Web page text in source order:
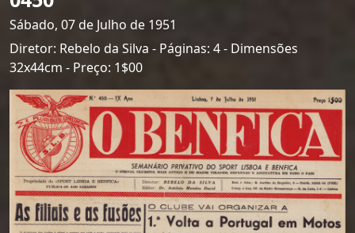
Sábado, 07 de Julho de 1951
Diretor: Rebelo da Silva - Páginas: 4 - Dimensões
32x44cm - Preço: 1$00